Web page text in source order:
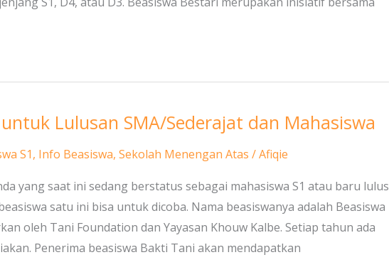
Lulusan SMA/Sederajat dan Mahasiswa
S1, Info Beasiswa, Sekolah Menengan Atas /Afiqie
yang saat ini sedang berstatus sebagai mahasiswa S1 atau baru lulus
satu ini bisa untuk dicoba. Nama beasiswanya adalah Beasiswa
oleh Tani Foundation dan Yayasan Khouw Kalbe. Setiap tahun ada
Penerima beasiswa Bakti Tani akan mendapatkan